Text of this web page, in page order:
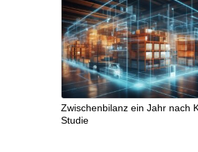
Zwischenbilanz ein Jahr nach
Studie